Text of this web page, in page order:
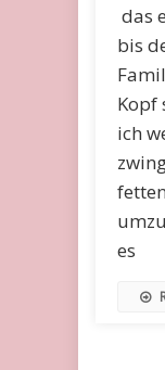
das
bis
Kopf
ich
es